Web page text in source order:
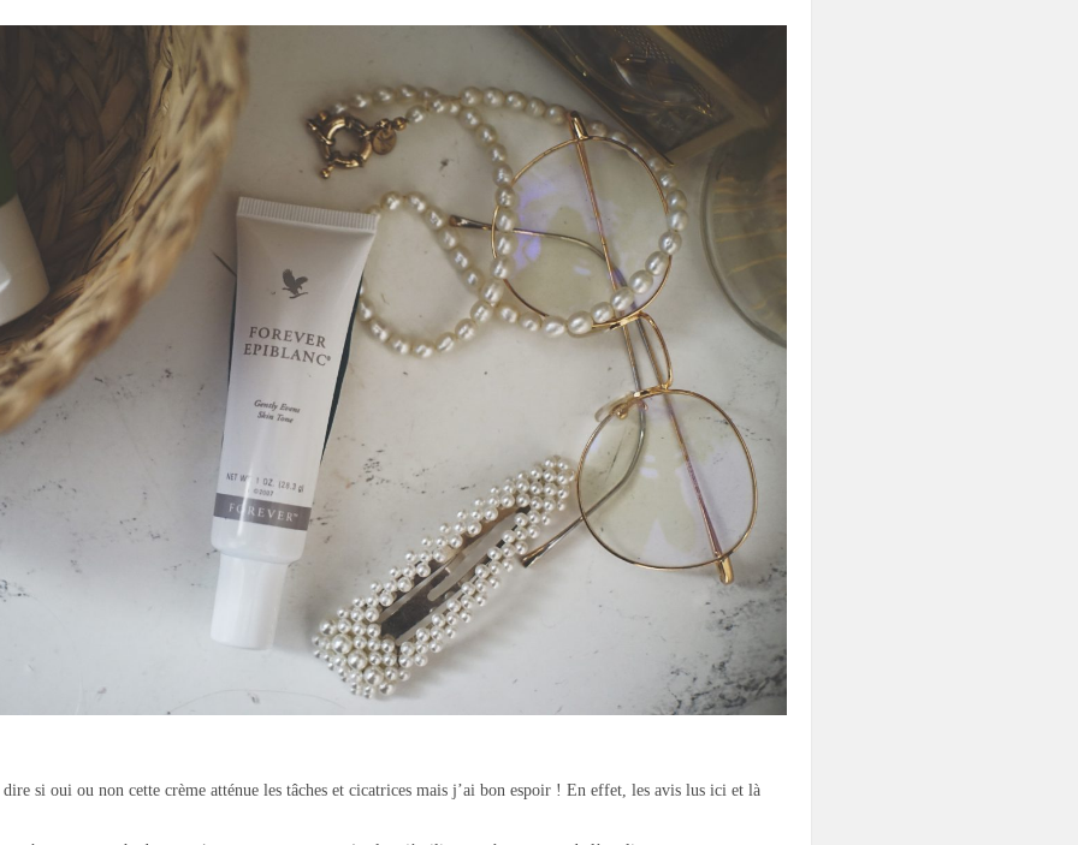
si oui ou non cette crème atténue les tâches et cicatrices mais j’ai bon espoir ! En effet, les avis lus ici et là